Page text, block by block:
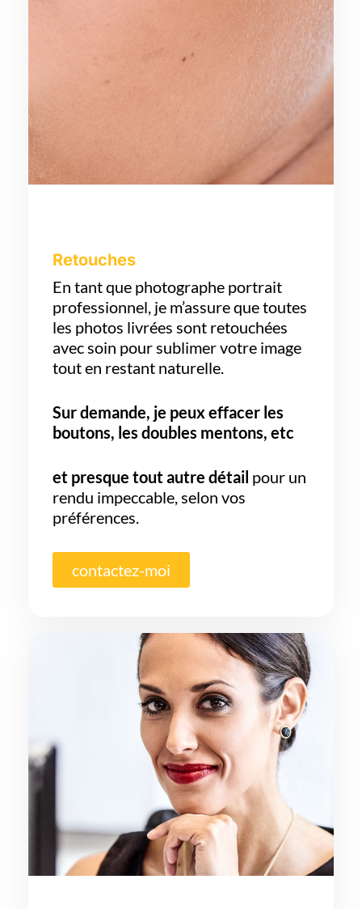
Retouches
En tant que photographe portrait
professionnel, je m’assure que toutes
les photos livrées sont retouchées
avec soin pour sublimer votre image
tout en restant naturelle.
Sur demande, je peux effacer les
boutons, les doubles mentons, etc
et presque tout autre détail pour un
rendu impeccable, selon vos
préférences.
contactez-moi